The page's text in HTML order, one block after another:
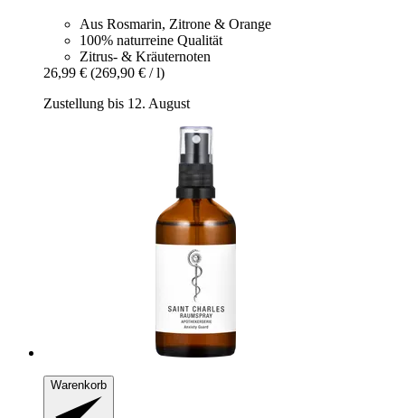
Aus Rosmarin, Zitrone & Orange
100% naturreine Qualität
Zitrus- & Kräuternoten
26,99 € (269,90 € / l)
Zustellung bis 12. August
Warenkorb